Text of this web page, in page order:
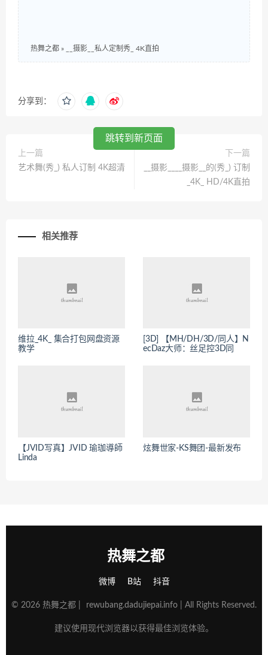
热舞之都 » __摄影__私人定制秀_ 4K直拍
分享到：
上一篇
艺术舞(秀_) 私人订制 4K超清
下一篇
__摄影____摄影__的(秀_) 订制
_4K_ HD/4K直拍
相关推荐
维拉_4K_ 集合打包网盘资源
教学
[3D] 【MH/DH/3D/同人】N
ecDaz大师：丝足控3D同
【JVID写真】JVID 瑜珈導師
Linda
炫舞世家-KS舞团-最新发布
热舞之都
微博 B站 抖音
© 2026 热舞之都 | rewubang.dadujiepai.info | All Rights Reserved.
建议使用现代浏览器以获得最佳浏览体验。
跳转到新页面